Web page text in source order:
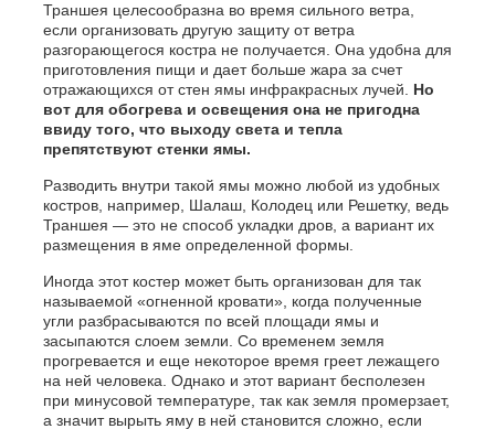
Траншея целесообразна во время сильного ветра,
если организовать другую защиту от ветра
разгорающегося костра не получается. Она удобна для
приготовления пищи и дает больше жара за счет
отражающихся от стен ямы инфракрасных лучей. Но
вот для обогрева и освещения она не пригодна
ввиду того, что выходу света и тепла
препятствуют стенки ямы.
Разводить внутри такой ямы можно любой из удобных
костров, например, Шалаш, Колодец или Решетку, ведь
Траншея — это не способ укладки дров, а вариант их
размещения в яме определенной формы.
Иногда этот костер может быть организован для так
называемой «огненной кровати», когда полученные
угли разбрасываются по всей площади ямы и
засыпаются слоем земли. Со временем земля
прогревается и еще некоторое время греет лежащего
на ней человека. Однако и этот вариант бесполезен
при минусовой температуре, так как земля промерзает,
а значит вырыть яму в ней становится сложно, если